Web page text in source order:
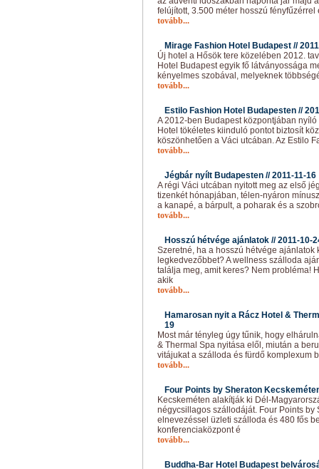
felújított, 3.500 méter hosszú fényfűzérrel
tovább...
Mirage Fashion Hotel Budapest //
Új hotel a Hősök tere közelében 2012.
Hotel Budapest egyik fő látványossága
kényelmes szobával, melyeknek
tovább...
Estilo Fashion Hotel Budapesten //
A 2012-ben Budapest központjában
Hotel tökéletes kiinduló pontot biztosít
köszönhetően a Váci utcában. Az Estilo
tovább...
Jégbár nyílt Budapesten //2011-11-16
A régi Váci utcában nyitott meg az első
tizenkét hónapjában, télen-nyáron
a kanapé, a bárpult, a poharak és a
tovább...
Hosszú hétvége ajánlatok //2011-10-
Szeretné, ha a hosszú hétvége ajánlatok
legkedvezőbbet? A wellness szálloda
találja meg, amit keres? Nem probléma!
akik
tovább...
Hamarosan nyit a Rácz Hotel &
19
Most már tényleg úgy tűnik, hogy
& Thermal Spa nyitása elől, miután a
vitájukat a szálloda és fürdő komplexum
tovább...
Four Points by Sheraton
Kecskeméten alakítják ki Dél-
négycsillagos szállodáját. Four Points by
elnevezéssel üzleti szálloda és 480 fős
konferenciaközpont é
tovább...
Buddha-Bar Hotel Budapest